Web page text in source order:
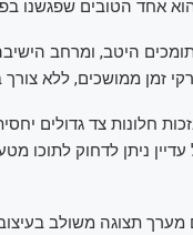
אחד הטובים שפגשנו
היטב, ומרחב
זמן ממושכים, ללא צורך
חלונות צד גדולים
תצוגה משולב